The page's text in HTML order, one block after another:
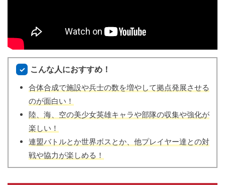
こんな人におすすめ！
合体合成で施設や兵士の数を増やして拠点発展させる
のが面白い！
陸、海、空の美少女英雄キャラや部隊の収集や強化が
楽しい！
連盟バトルとか世界ボスとか、他プレイヤー達との対
戦や協力が楽しめる！